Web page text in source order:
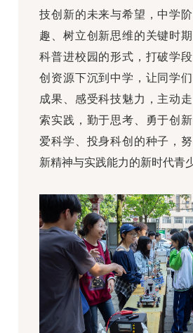
技创新的未来与希望，中学
趣、树立创新思维的关键时
科普进校园的形式，打破学
创资源下沉到中学，让同学
成果、感受科技魅力，主动
索实践，勤于思考、勇于创
爱科学、投身科创的种子，
新精神与实践能力的新时代青